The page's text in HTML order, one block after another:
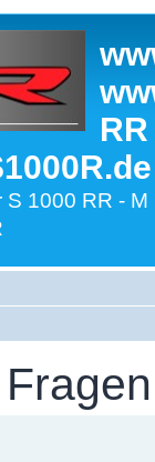
1000 RR -